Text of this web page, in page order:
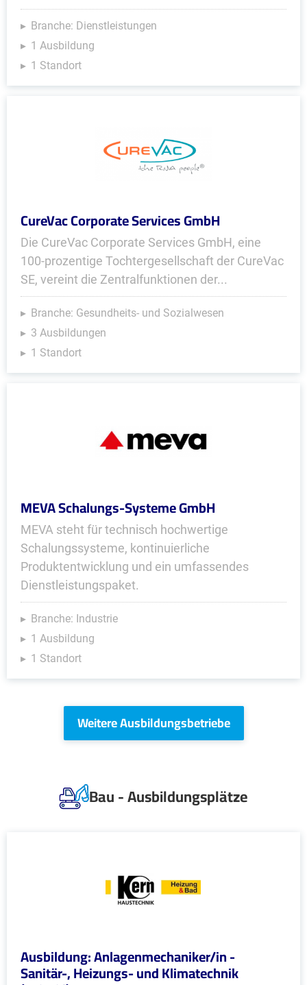
Branche: Dienstleistungen
1 Ausbildung
1 Standort
CureVac Corporate Services GmbH
Die CureVac Corporate Services GmbH, eine
100-prozentige Tochtergesellschaft der CureVac
SE, vereint die Zentralfunktionen der...
Branche: Gesundheits- und Sozialwesen
3 Ausbildungen
1 Standort
MEVA Schalungs-Systeme GmbH
MEVA steht für technisch hochwertige
Schalungssysteme, kontinuierliche
Produktentwicklung und ein umfassendes
Dienstleistungspaket.
Branche: Industrie
1 Ausbildung
1 Standort
Weitere Ausbildungsbetriebe
Bau - Ausbildungsplätze
Ausbildung: Anlagenmechaniker/in -
Sanitär-, Heizungs- und Klimatechnik